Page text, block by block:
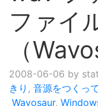
ファイ
（
2008-06-06 by
きり , 音源をつくっ
Wavosaur,